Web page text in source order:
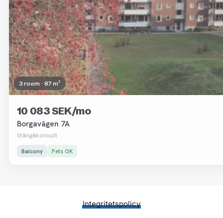
3 room · 87 m²
10 083 SEK/mo
Borgavägen 7A
Stångåkonsult
Balcony Pets OK
Integritetspolicy